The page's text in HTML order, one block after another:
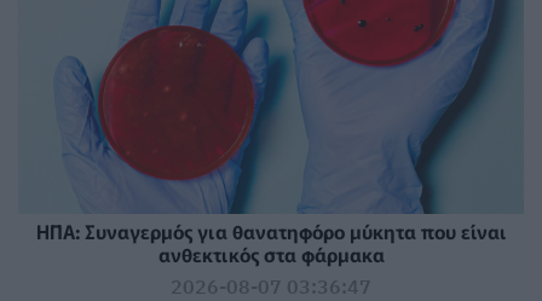
ΗΠΑ: Συναγερμός για θανατηφόρο μύκητα που είναι
ανθεκτικός στα φάρμακα
2026-08-07 03:36:47